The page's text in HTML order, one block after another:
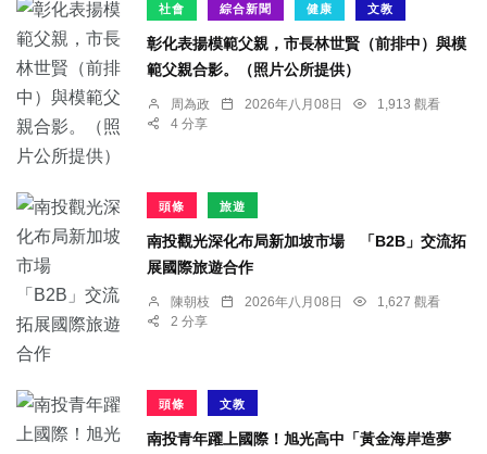
社會 綜合新聞 健康 文教
彰化表揚模範父親，市長林世賢（前排中）與模
範父親合影。（照片公所提供）
周為政 2026年八月08日
1,913 觀看
4 分享
頭條 旅遊
南投觀光深化布局新加坡市場 「B2B」交流拓
展國際旅遊合作
陳朝枝 2026年八月08日
1,627 觀看
2 分享
頭條 文教
南投青年躍上國際！旭光高中「黃金海岸造夢